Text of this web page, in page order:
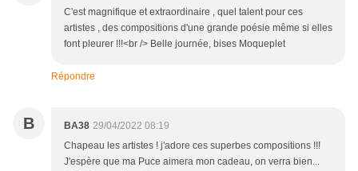
C'est magnifique et extraordinaire , quel talent pour ces
artistes , des compositions d'une grande poésie même si elles
font pleurer !!!<br /> Belle journée, bises Moqueplet
Répondre
B BA38 29/04/2022 08:19
Chapeau les artistes ! j'adore ces superbes compositions !!!
J'espère que ma Puce aimera mon cadeau, on verra bien...